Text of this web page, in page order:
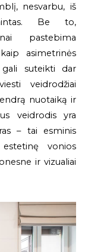
nesvarbu, iš
Be to,
pastebima
asimetrinės
suteikti dar
veidrodžiai
nuotaiką ir
veidrodis yra
– tai esminis
vonios
ir vizualiai